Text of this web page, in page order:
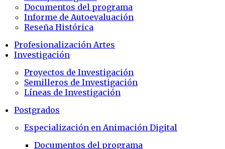
Documentos del programa
Informe de Autoevaluación
Reseña Histórica
Profesionalización Artes
Investigación
Proyectos de Investigación
Semilleros de Investigación
Líneas de Investigación
Postgrados
Especialización en Animación Digital
Documentos del programa